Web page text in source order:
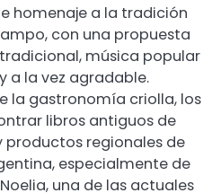
homenaje a la tradición
con una propuesta
música popular
a la vez agradable.
la gastronomía criolla, los
libros antiguos de
regionales de
especialmente de
una de las actuales